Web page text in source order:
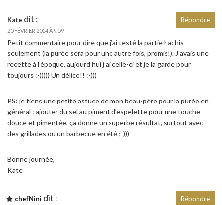
Kate dit :
20 FÉVRIER 2014 À 9:59
Petit commentaire pour dire que j’ai testé la partie hachis
seulement (la purée sera pour une autre fois, promis!). J’avais une
recette à l’époque, aujourd’hui j’ai celle-ci et je la garde pour
toujours :-))))) Un délice!! :-)))
PS: je tiens une petite astuce de mon beau-père pour la purée en
général : ajouter du sel au piment d’espelette pour une touche
douce et pimentée, ça donne un superbe résultat, surtout avec
des grillades ou un barbecue en été ;-)))
Bonne journée,
Kate
Répondre
chefNini dit : Répondre